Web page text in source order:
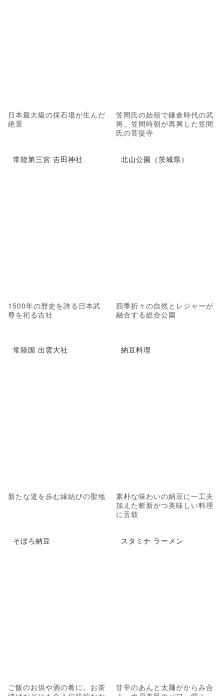
日本最大級の採石場が生んだ
絶景
笠間氏の始祖で鎌倉時代の武
将、笠間時朝が再興した笠間
氏の菩提寺
常陸第三宮 吉田神社
1500年の歴史を誇る日本武
尊を祀る古社
北山公園（茨城県）
四季折々の自然とレジャーが
融合する総合公園
常陸国 出雲大社
新たな道を歩む縁結びの聖地
納豆料理
素朴な味わいの納豆に一工夫
加えた斬新かつ美味しい料理
に舌鼓
そぼろ納豆
ご飯のお供や酒の肴に。お茶
スタミナ ラーメン
甘辛のあんと太麺がからみ合